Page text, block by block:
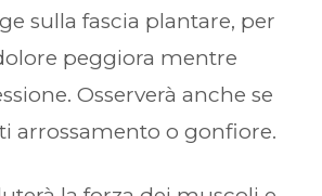
sulla fascia plantare, per
peggiora mentre
Osserverà anche se
arrossamento o gonfiore.